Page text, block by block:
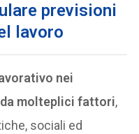
previsioni
lavoro
nei
molteplici fattori,
sociali ed